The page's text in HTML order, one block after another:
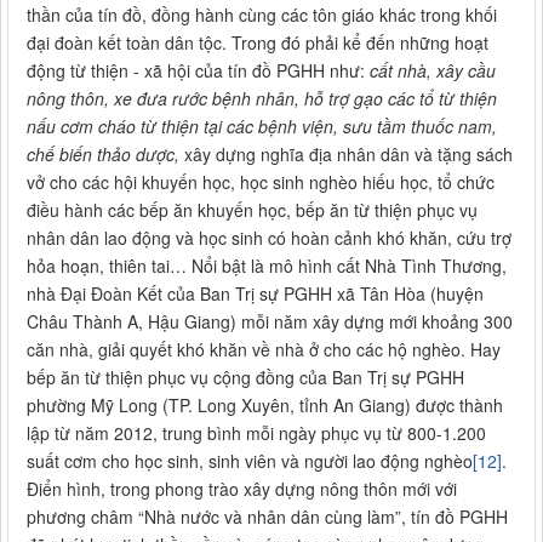
thần của tín đồ, đồng hành cùng các tôn giáo khác trong khối
đại đoàn kết toàn dân tộc. Trong đó phải kể đến những hoạt
động từ thiện - xã hội của tín đồ PGHH như: cất nhà, xây cầu
nông thôn, xe đưa rước bệnh nhân, hỗ trợ gạo các tổ từ thiện
nấu cơm cháo từ thiện tại các bệnh viện, sưu tầm thuốc nam,
chế biến thảo dược, xây dựng nghĩa địa nhân dân và tặng sách
vở cho các hội khuyến học, học sinh nghèo hiếu học, tổ chức
điều hành các bếp ăn khuyến học, bếp ăn từ thiện phục vụ
nhân dân lao động và học sinh có hoàn cảnh khó khăn, cứu trợ
hỏa hoạn, thiên tai… Nổi bật là mô hình cất Nhà Tình Thương,
nhà Đại Đoàn Kết của Ban Trị sự PGHH xã Tân Hòa (huyện
Châu Thành A, Hậu Giang) mỗi năm xây dựng mới khoảng 300
căn nhà, giải quyết khó khăn về nhà ở cho các hộ nghèo. Hay
bếp ăn từ thiện phục vụ cộng đồng của Ban Trị sự PGHH
phường Mỹ Long (TP. Long Xuyên, tỉnh An Giang) được thành
lập từ năm 2012, trung bình mỗi ngày phục vụ từ 800-1.200
suất cơm cho học sinh, sinh viên và người lao động nghèo[12].
Điển hình, trong phong trào xây dựng nông thôn mới với
phương châm “Nhà nước và nhân dân cùng làm”, tín đồ PGHH